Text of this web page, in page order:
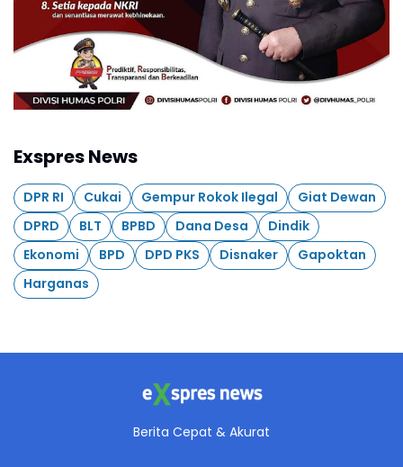
Exspres News
DPR RI Cukai Gempur Rokok Ilegal
Giat Dewan
DPRD
BLT BPBD Dana Desa
Dindik
Ekonomi
BPD DPD PKS Disnaker
Gapoktan
Harganas
Berita Cepat & Akurat